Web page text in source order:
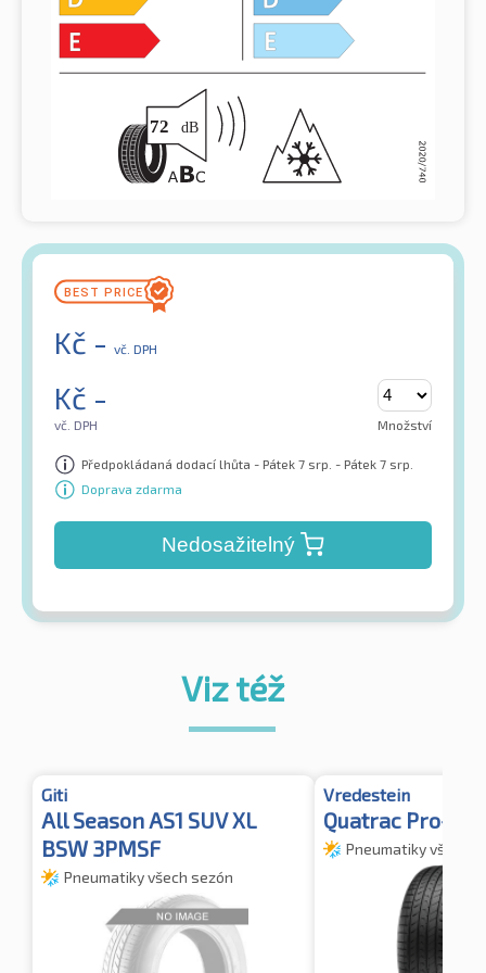
Kč - vč. DPH
Kč -
vč. DPH Množství
Předpokládaná dodací lhůta - Pátek 7 srp. - Pátek 7 srp.
Doprava zdarma
Nedosažitelný
Viz též
Giti
All Season AS1 SUV XL
BSW 3PMSF
Pneumatiky všech sezón
Vredestein
Quatrac Pro+
Pneumatiky všech